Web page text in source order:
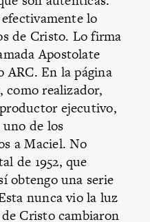
lo
de Cristo. Lo firma
Apostolate
ARC. En la página
como realizador,
ejecutivo,
de los
a Maciel. No
de 1952, que
obtengo una serie
nunca vio la luz
Cristo cambiaron